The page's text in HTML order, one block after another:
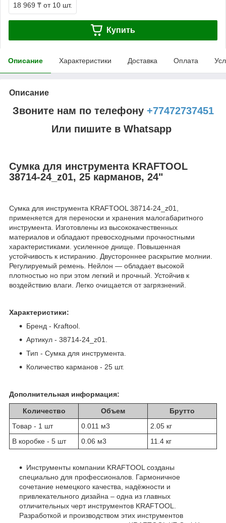
18 969 ₸ от 10 шт.
Купить
Описание Характеристики Доставка Оплата
Описание
Звоните нам по телефону +77472737451
Или пишите в Whatsapp
Сумка для инструмента KRAFTOOL
38714-24_z01, 25 карманов, 24"
Сумка для инструмента KRAFTOOL 38714-24_z01,
применяется для переноски и хранения малогабаритного
инструмента. Изготовлены из высококачественных
материалов и обладают превосходными прочностными
характеристиками. усиленное днище. Повышенная
устойчивость к истиранию. Двустороннее раскрытие молнии.
Регулируемый ремень. Нейлон — обладает высокой
плотностью но при этом легкий и прочный. Устойчив к
воздействию влаги. Легко очищается от загрязнений.
Характеристики:
Бренд - Kraftool.
Артикул - 38714-24_z01.
Тип - Сумка для инструмента.
Количество карманов - 25 шт.
Дополнительная информация:
Количество Объем
Брутто
Товар - 1 шт
0.011 м3
2.05 кг
В коробке - 5 шт
0.06 м3 11.4 кг
Инструменты компании KRAFTOOL созданы
специально для профессионалов. Гармоничное
сочетание немецкого качества, надёжности и
привлекательного дизайна – одна из главных
отличительных черт инструментов KRAFTOOL.
Разработкой и производством этих инструментов